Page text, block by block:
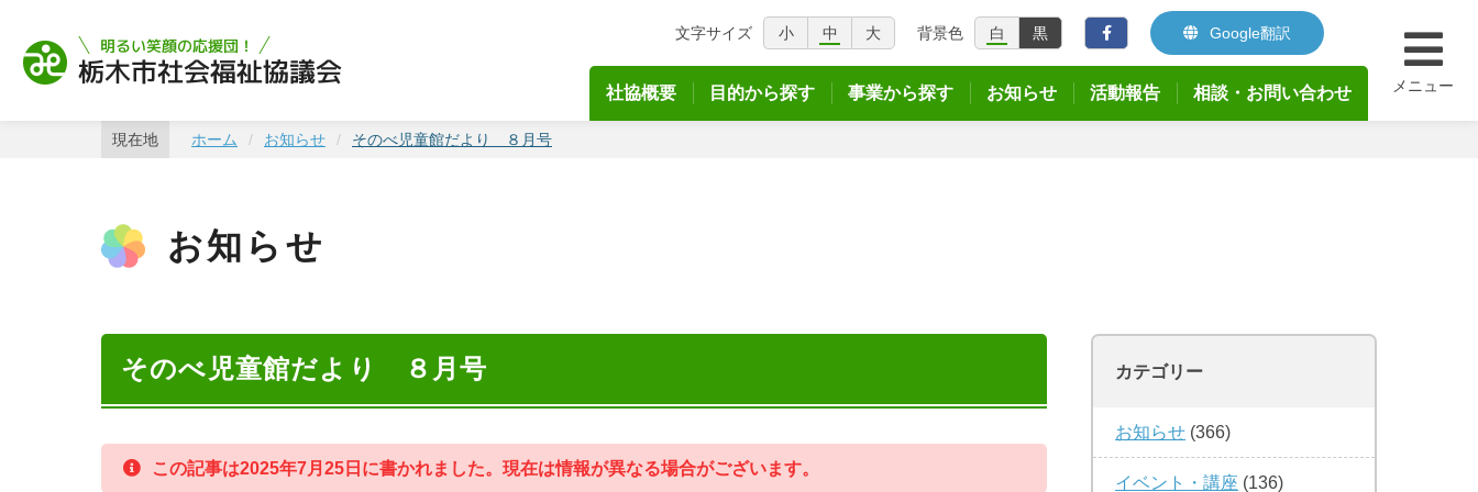
文字サイズ 小 中 大 背景色 白 黒 Google翻訳
社協概要 目的から探す 事業から探す お知らせ 活動報告 相談・お問い合わせ メニュー
現在地 ホーム お知らせ そのべ児童館だより ８月号
お知らせ
そのべ児童館だより ８月号
この記事は2025年7月25日に書かれました。現在は情報が異なる場合がございます。
カテゴリー
お知らせ (366)
イベント・講座 (136)